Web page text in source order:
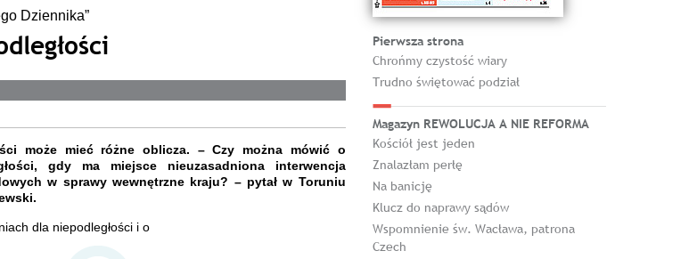
Dziennika”
może mieć różne oblicza. – Czy można mówić o
gdy ma miejsce nieuzasadniona interwencja
w sprawy wewnętrzne kraju? – pytał w Toruniu
dla niepodległości i o
Pierwsza strona
Chrońmy czystość wiary
Trudno świętować podział
Magazyn REWOLUCJA A NIE REFORMA
Kościół jest jeden
Znalazłam perłę
Na banicję
Klucz do naprawy sądów
Wspomnienie św. Wacława, patrona
Czech